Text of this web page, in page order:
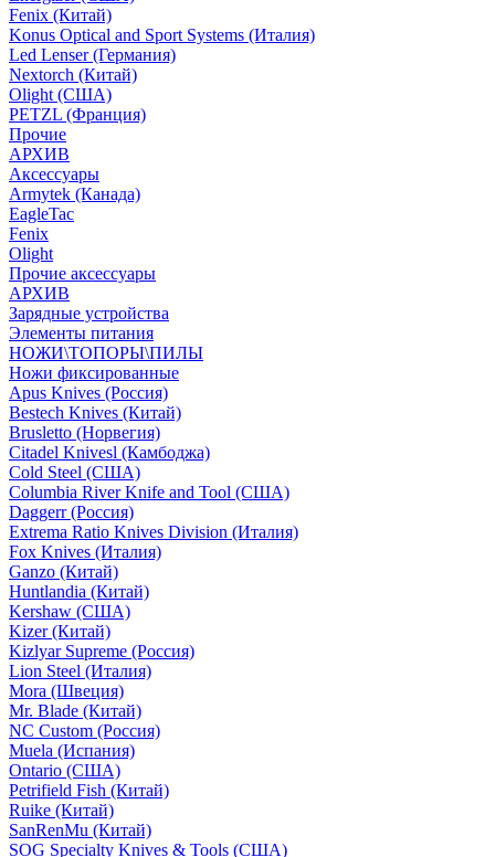
Fenix (Китай)
Konus Optical and Sport Systems (Италия)
Led Lenser (Германия)
Nextorch (Китай)
Olight (США)
PETZL (Франция)
Прочие
АРХИВ
Аксессуары
Armytek (Канада)
EagleTac
Fenix
Olight
Прочие аксессуары
АРХИВ
Зарядные устройства
Элементы питания
НОЖИ\ТОПОРЫ\ПИЛЫ
Ножи фиксированные
Apus Knives (Россия)
Bestech Knives (Китай)
Brusletto (Норвегия)
Citadel Knivesl (Камбоджа)
Cold Steel (США)
Columbia River Knife and Tool (США)
Daggerr (Россия)
Extrema Ratio Knives Division (Италия)
Fox Knives (Италия)
Ganzo (Китай)
Huntlandia (Китай)
Kershaw (США)
Kizer (Китай)
Kizlyar Supreme (Россия)
Lion Steel (Италия)
Mora (Швеция)
Mr. Blade (Китай)
NC Custom (Россия)
Muela (Испания)
Ontario (США)
Petrifield Fish (Китай)
Ruike (Китай)
SanRenMu (Китай)
SOG Specialty Knives & Tools (США)